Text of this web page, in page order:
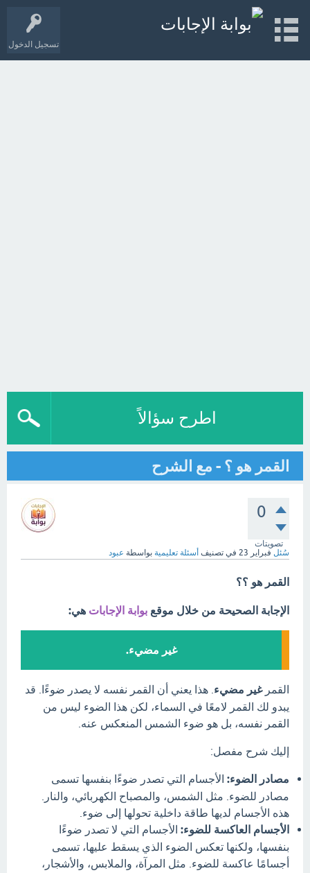
تسجيل الدخول
اطرح سؤالاً
القمر هو ؟ - مع الشرح
0
تصويتات
سُئل فبراير 23 في تصنيف أسئلة تعليمية بواسطة عبود
القمر هو ؟؟
الإجابة الصحيحة من خلال موقع بوابة الإجابات هي:
غير مضيء.
القمرغير مضيء . هذا يعني أن القمر نفسه لا يصدر ضوءًا. قد
يبدو لك القمر لامعًا في السماء، لكن هذا الضوء ليس من
القمر نفسه، بل هو ضوء الشمس المنعكس عنه.
إليك شرح مفصل:
مصادر الضوء: الأجسام التي تصدر ضوءًا بنفسها تسمى
مصادر للضوء. مثل الشمس، والمصباح الكهربائي، والنار.
هذه الأجسام لديها طاقة داخلية تحولها إلى ضوء.
الأجسام العاكسة للضوء: الأجسام التي لا تصدر ضوءًا
بنفسها، ولكنها تعكس الضوء الذي يسقط عليها، تسمى
أجسامًا عاكسة للضوء. مثل المرآة، والملابس، والأشجار،